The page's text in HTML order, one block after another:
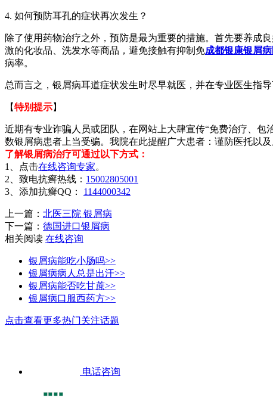
4. 如何预防耳孔的症状再次发生？
除了使用药物治疗之外，预防是最为重要的措施。首先要养成
激的化妆品、洗发水等商品，避免接触有抑制免成都银康银屑
病率。
总而言之，银屑病耳道症状发生时尽早就医，并在专业医生指
【特别提示】
近期有专业诈骗人员或团队，在网站上大肆宣传“免费治疗、
数银屑病患者上当受骗。我院在此提醒广大患者：谨防医托以
了解银屑病治疗可通过以下方式：
1、点击在线咨询专家。
2、致电抗癣热线： 15002805001
3、添加抗癣QQ： 1144000342
上一篇： 北医三院 银屑病
下一篇： 德国进口银屑病
相关阅读 在线咨询
银屑病能吃小肠吗>>
银屑病病人总是出汗>>
银屑病能否吃甘蔗>>
银屑病口服西药方>>
点击查看更多热门关注话题
电话咨询